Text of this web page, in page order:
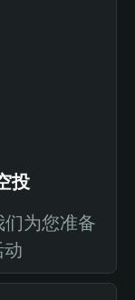
投
为您准备
动